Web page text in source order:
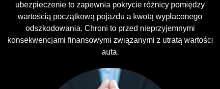
ubezpieczenie to zapewnia pokrycie różnicy pomiędzy
wartością początkową pojazdu a kwotą wypłaconego
odszkodowania. Chroni to przed nieprzyjemnymi
konsekwencjami finansowymi związanymi z utratą wartości
auta.